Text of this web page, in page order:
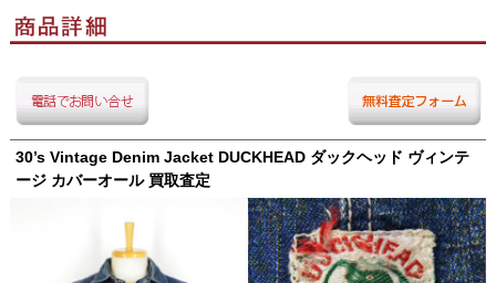
30’s Vintage Denim Jacket DUCKHEAD ダックヘッド ヴィンテ
ージ カバーオール 買取査定